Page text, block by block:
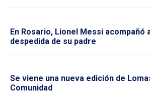
En Rosario, Lionel Messi acompañó
despedida de su padre
Se viene una nueva edición de
Comunidad